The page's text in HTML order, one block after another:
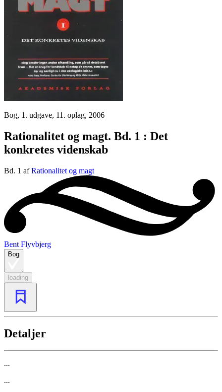
Bog, 1. udgave, 11. oplag, 2006
Rationalitet og magt. Bd. 1 : Det
konkretes videnskab
Bd. 1 afRationalitet og magt
Bent Flyvbjerg
Bog
loading
Detaljer
...
...